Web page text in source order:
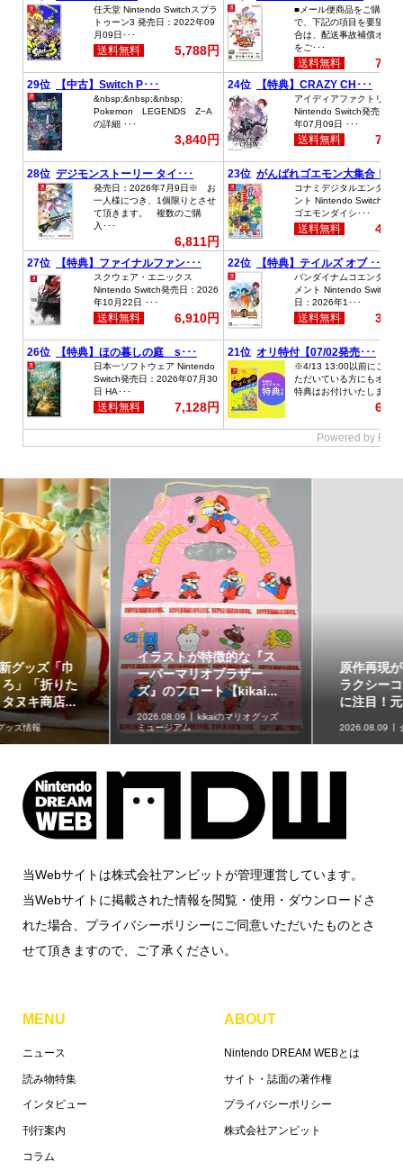
イラストが特徴的な『ス
ーパーマリオブラザー
ズ』のフロート【kikai...
2026.08.09
kikaiのマリオグッズ
ミュージアム
原作再現がスゴい「ギャ
ラクシーコート」の細部
に注目！元ネタも合わ...
2026.08.09 企画記事
当Webサイトは株式会社アンビットが管理運営しています。
当Webサイトに掲載された情報を閲覧・使用・ダウンロードさ
れた場合、プライバシーポリシーにご同意いただいたものとさ
せて頂きますので、ご了承ください。
MENU
ニュース
読み物特集
インタビュー
刊行案内
コラム
ABOUT
Nintendo DREAM WEBとは
サイト・誌面の著作権
プライバシーポリシー
株式会社アンビット